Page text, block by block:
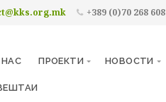
+389 (0)70 268 608
НАС ПРОЕКТИ НОВОСТИ